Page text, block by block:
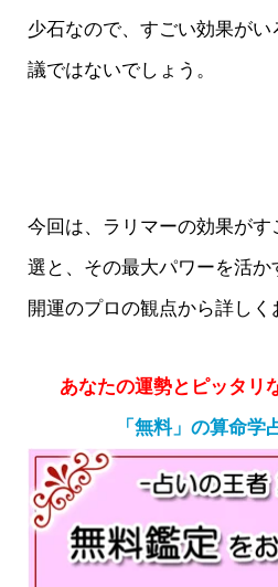
少石なので、すごい効果が
議ではないでしょう。
今回は、ラリマーの効果がす
選と、その最大パワーを活か
開運のプロの観点から詳しく
あなたの運勢とピッタリ
「無料」の算命学